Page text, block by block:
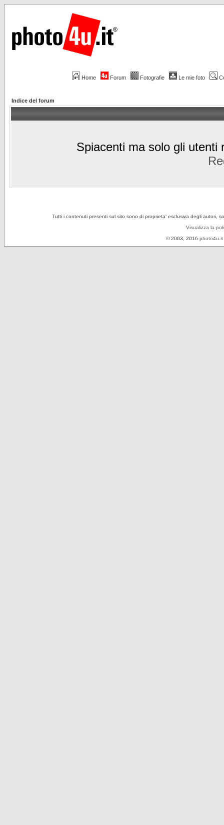
Home Forum Fotografie Le mie foto
Indice del forum
Spiacenti ma solo gli utenti
Tutti i contenuti presenti sul sito sono di proprieta' esclusiva degli autori,
Visualizza la
© 2003, 2016 photo4u.it